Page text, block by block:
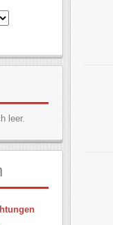
leer.